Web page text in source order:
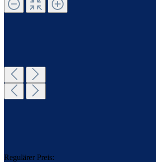
Regulärer Preis: